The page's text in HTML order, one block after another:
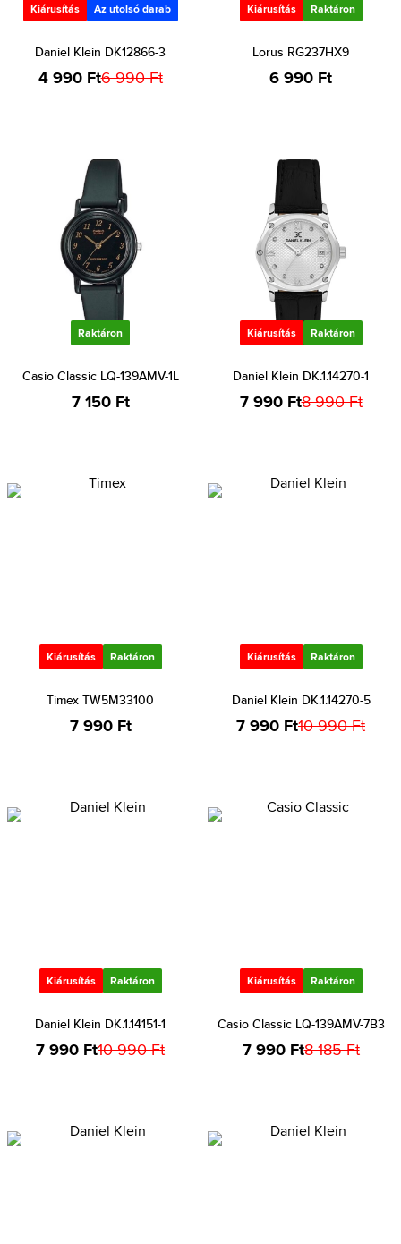
Kiárusítás Az utolsó darab
Daniel Klein DK12866-3
4 990 Ft6 990 Ft
Kiárusítás Raktáron
Lorus RG237HX9
6 990 Ft
Raktáron
Casio Classic LQ-139AMV-1L
7 150 Ft
Kiárusítás Raktáron
Daniel Klein DK.1.14270-1
7 990 Ft8 990 Ft
Kiárusítás Raktáron
Timex TW5M33100
7 990 Ft
Kiárusítás Raktáron
Daniel Klein DK.1.14270-5
7 990 Ft10 990 Ft
Kiárusítás Raktáron
Daniel Klein DK.1.14151-1
7 990 Ft10 990 Ft
Kiárusítás Raktáron
Casio Classic LQ-139AMV-7B3
7 990 Ft8 185 Ft